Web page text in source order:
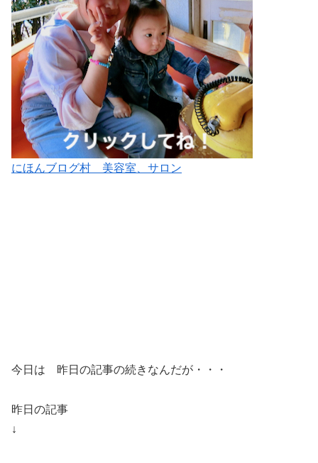
にほんブログ村 美容室、サロン
今日は 昨日の記事の続きなんだが・・・
昨日の記事
↓